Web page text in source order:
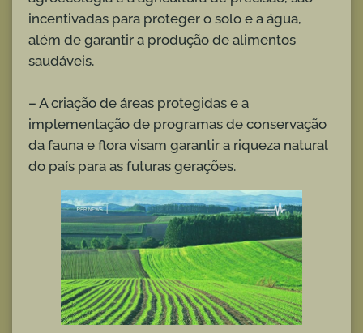
incentivadas para proteger o solo e a água,
além de garantir a produção de alimentos
saudáveis.
– A criação de áreas protegidas e a
implementação de programas de conservação
da fauna e flora visam garantir a riqueza natural
do país para as futuras gerações.